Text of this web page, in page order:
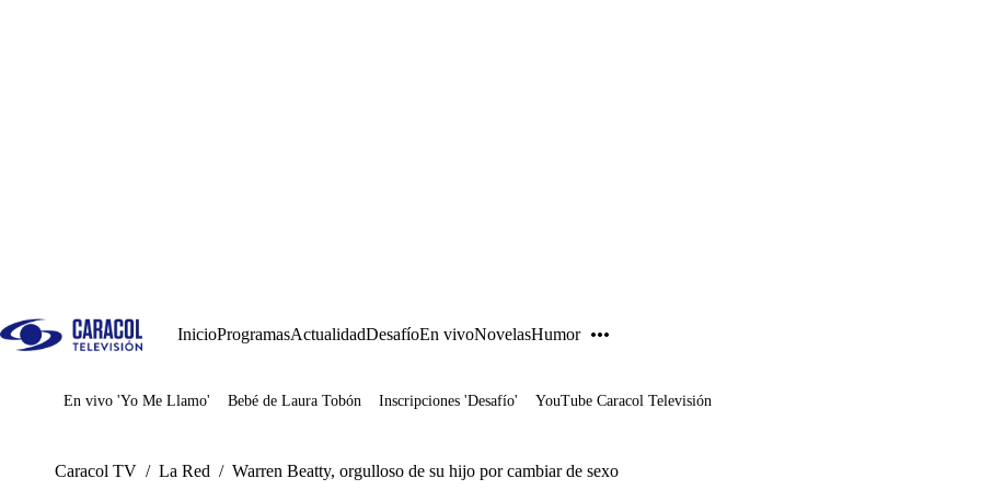
InicioProgramasActualidadDesafíoEn vivoNovelasHumor
Juegos
En vivo 'Yo Me Llamo' Bebé de Laura Tobón Inscripciones 'Desafío' YouTube Caracol Televisión
Caracol TV / La Red / Warren Beatty, orgulloso de su hijo por cambiar de sexo